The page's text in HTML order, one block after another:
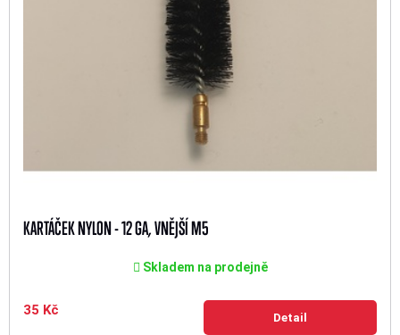
KARTÁČEK NYLON - 12 GA, VNĚJŠÍ M5
Skladem na prodejně
35 Kč Detail